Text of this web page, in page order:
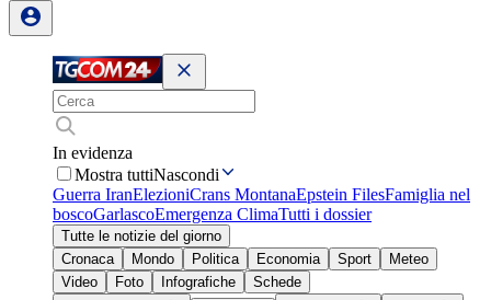
In evidenza
Mostra tuttiNascondi
Guerra IranElezioniCrans MontanaEpstein FilesFamiglia nel
boscoGarlascoEmergenza ClimaTutti i dossier
Tutte le notizie del giorno
Cronaca
Mondo Politica Economia Sport
Meteo
Video
Foto Infografiche
Schede